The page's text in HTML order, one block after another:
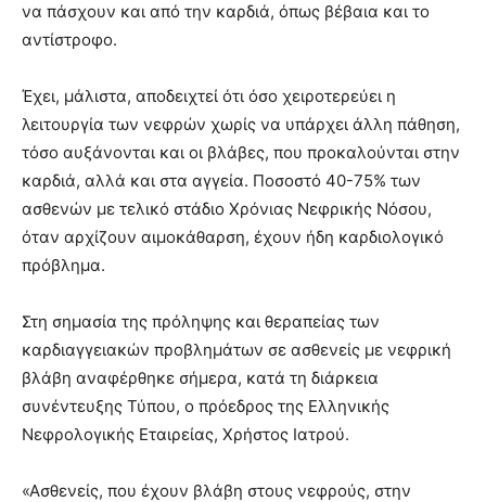
να πάσχουν και από την καρδιά, όπως βέβαια και το
αντίστροφο.
Έχει, μάλιστα, αποδειχτεί ότι όσο χειροτερεύει η
λειτουργία των νεφρών χωρίς να υπάρχει άλλη πάθηση,
τόσο αυξάνονται και οι βλάβες, που προκαλούνται στην
καρδιά, αλλά και στα αγγεία. Ποσοστό 40-75% των
ασθενών με τελικό στάδιο Χρόνιας Νεφρικής Νόσου,
όταν αρχίζουν αιμοκάθαρση, έχουν ήδη καρδιολογικό
πρόβλημα.
Στη σημασία της πρόληψης και θεραπείας των
καρδιαγγειακών προβλημάτων σε ασθενείς με νεφρική
βλάβη αναφέρθηκε σήμερα, κατά τη διάρκεια
συνέντευξης Τύπου, ο πρόεδρος της Ελληνικής
Νεφρολογικής Εταιρείας, Χρήστος Ιατρού.
«Ασθενείς, που έχουν βλάβη στους νεφρούς, στην